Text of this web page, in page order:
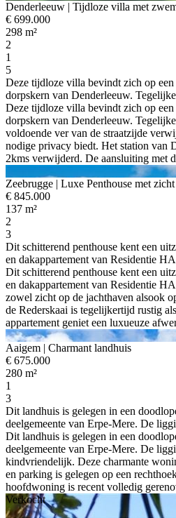
Denderleeuw | Tijdloze villa met
€ 699.000
298 m²
2
1
5
Deze tijdloze villa bevindt zich op
dorpskern van Denderleeuw.
Deze tijdloze villa bevindt zich op
dorpskern van Denderleeuw.
voldoende ver van de straatzijde
nodige privacy biedt. Het station van
2kms verwijderd. De aansluiting met
Zeebrugge | Luxe Penthouse met
€ 845.000
137 m²
2
3
Dit schitterend penthouse kent een
en dakappartement van Residentie
Dit schitterend penthouse kent een
en dakappartement van Residentie
zowel zicht op de jachthaven alsook
de Rederskaai is tegelijkertijd rustig
appartement geniet een luxueuze
Aaigem | Charmant landhuis
€ 675.000
280 m²
1
3
Dit landhuis is gelegen in een
deelgemeente van Erpe-Mere. De
Dit landhuis is gelegen in een
deelgemeente van Erpe-Mere. De
kindvriendelijk. Deze charmante
en parking is gelegen op een
hoofdwoning is recent volledig
Verkocht